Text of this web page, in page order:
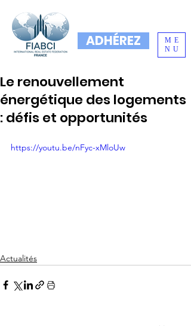
ADHÉREZ
ME
NU
Le renouvellement
énergétique des logements
: défis et opportunités
https://youtu.be/nFyc-xMloUw
Actualités